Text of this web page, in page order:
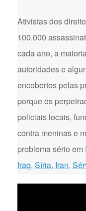
Ativistas dos
100.000
cada ano, a
autoridades e
encobertos pelas
porque os
policiais locais,
contra meninas e
problema sério em
Iraq, Síria, Iran,